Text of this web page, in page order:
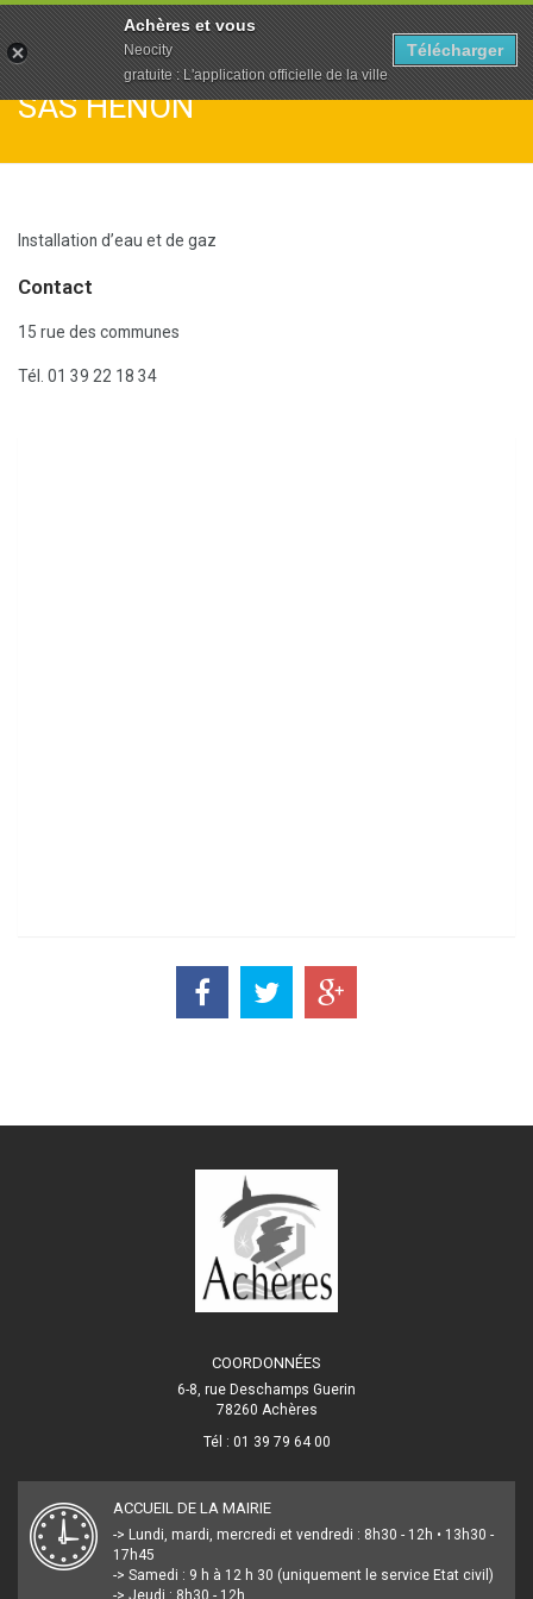
SAS HENON
Installation d’eau et de gaz
Contact
15 rue des communes
Tél. 01 39 22 18 34
COORDONNÉES
6-8, rue Deschamps Guerin
78260 Achères
Tél : 01 39 79 64 00
ACCUEIL DE LA MAIRIE
-> Lundi, mardi, mercredi et vendredi : 8h30 - 12h • 13h30 -
17h45
-> Samedi : 9 h à 12 h 30 (uniquement le service Etat civil)
Achères et vous
Neocity
gratuite : L'application officielle de la ville
Télécharger